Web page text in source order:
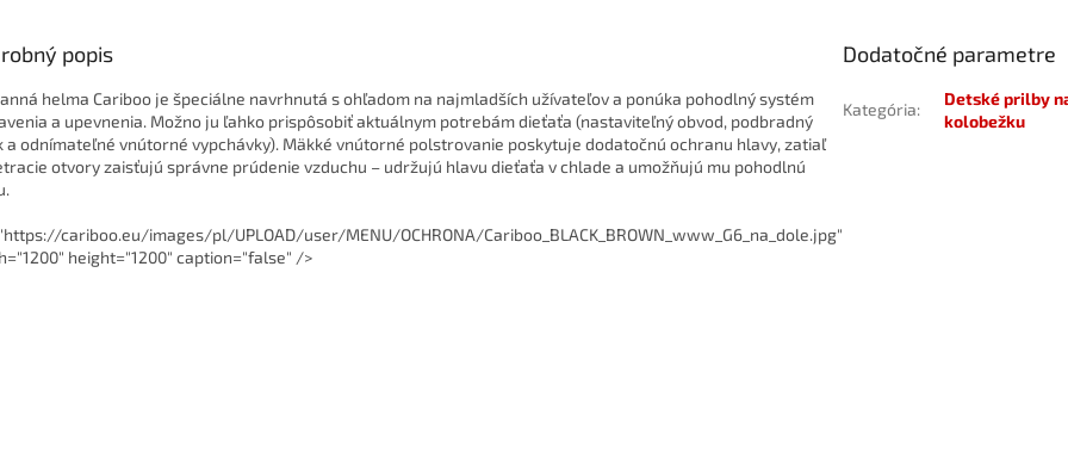
popis
helma Cariboo je špeciálne navrhnutá s ohľadom na najmladších užívateľov a ponúka pohodlný systém
a upevnenia. Možno ju ľahko prispôsobiť aktuálnym potrebám dieťaťa (nastaviteľný obvod, podbradný
a odnímateľné vnútorné vypchávky). Mäkké vnútorné polstrovanie poskytuje dodatočnú ochranu hlavy, zatiaľ
otvory zaisťujú správne prúdenie vzduchu – udržujú hlavu dieťaťa v chlade a umožňujú mu pohodlnú
cariboo.eu/images/pl/UPLOAD/user/MENU/OCHRONA/Cariboo_BLACK_BROWN_www_G6_na_dole.jpg"
height="1200" caption="false" />
Dodatočné parametre
Kategória:
Detské prilby
kolobežku